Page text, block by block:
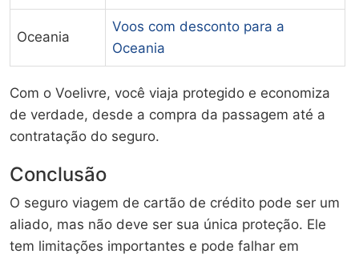
Oceania
Voos com desconto para a
Oceania
Com o Voelivre, você viaja protegido e economiza
de verdade, desde a compra da passagem até a
contratação do seguro.
Conclusão
O seguro viagem de cartão de crédito pode ser um
aliado, mas não deve ser sua única proteção. Ele
tem limitações importantes e pode falhar em